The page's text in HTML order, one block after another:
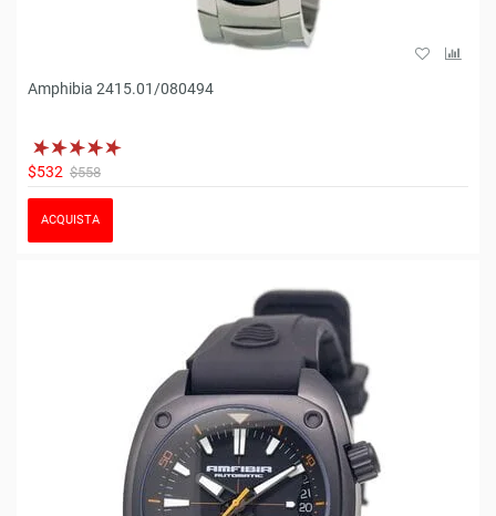
Amphibia 2415.01/080494
$532 $558
ACQUISTA